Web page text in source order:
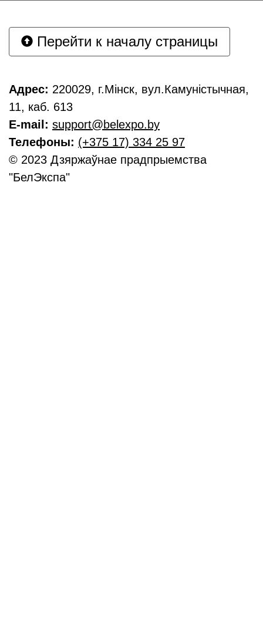
Перейти к началу страницы
Адрес: 220029, г.Мінск, вул.Камуністычная,
11, каб. 613
E-mail: support@belexpo.by
Телефоны: (+375 17) 334 25 97
© 2023 Дзяржаўнае прадпрыемства
"БелЭкспа"